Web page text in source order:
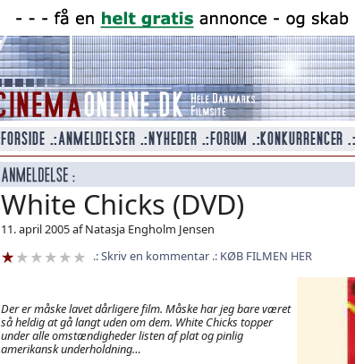
White Chicks (DVD)
11. april 2005 af Natasja Engholm Jensen
Skriv en kommentar
KØB FILMEN HER
Der er måske lavet dårligere film. Måske har jeg bare været
så heldig at gå langt uden om dem. White Chicks topper
under alle omstændigheder listen af plat og pinlig
amerikansk underholdning…